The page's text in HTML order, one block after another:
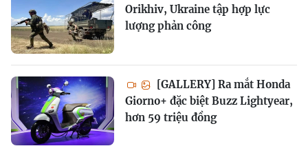
Orikhiv, Ukraine tập hợp lực
lượng phản công
[GALLERY] Ra mắt Honda
Giorno+ đặc biệt Buzz Lightyear,
hơn 59 triệu đồng